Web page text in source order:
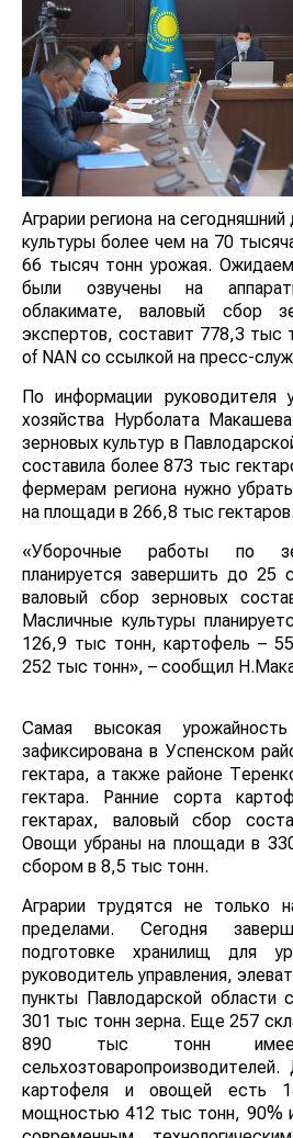
Аграрии региона на
культуры более чем на 70
66 тысяч тонн урожая.
были озвучены на
облакимате, валовый сбор
экспертов, составит 778,3 тыс
of NAN со ссылкой на пресс-
По информации руководителя
хозяйства Нурболата
зерновых культур в
составила более 873 тыс
фермерам региона нужно
на площади в 266,8 тыс гектаров.
«Уборочные работы по
планируется завершить до 25
валовый сбор зерновых
Масличные культуры
126,9 тыс тонн, картофель –
252 тыс тонн», – сообщил
Самая высокая
зафиксирована в Успенском
гектара, а также районе
гектара. Ранние сорта
гектарах, валовый сбор
Овощи убраны на площади в
сбором в 8,5 тыс тонн.
Аграрии трудятся не только
пределами. Сегодня
подготовке хранилищ для
руководитель управления,
пункты Павлодарской области
301 тыс тонн зерна. Еще 257
890 тыс тонн
картофеля и овощей есть
мощностью 412 тыс тонн, 90%